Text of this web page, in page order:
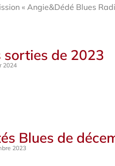
« Angie&Dédé Blues
sorties de 2023
2024
Blues de
2023